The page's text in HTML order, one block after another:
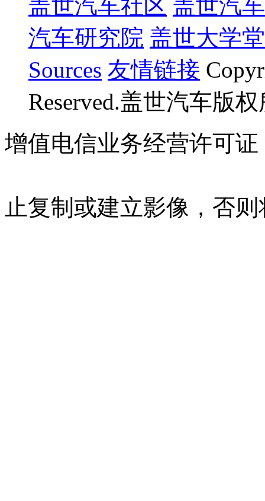
盖世汽车社区 盖世汽
汽车研究院 盖世大学堂
Sources 友情链接
Reserved.盖世汽车版
增值电信业务经营许可证
止复制或建立影像，否